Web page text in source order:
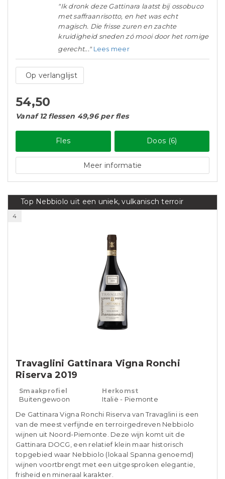
"Ik dronk deze Gattinara laatst bij ossobuco
met saffraanrisotto, en het was echt
magisch. Die frisse zuren en zachte
kruidigheid sneden zó mooi door het romige
gerecht..." Lees meer
Op verlanglijst
54,50
Vanaf 12 flessen 49,96 per fles
Fles Doos (6)
Meer informatie
Top Nebbiolo uit een uniek, vulkanisch terroir
4
Travaglini Gattinara Vigna Ronchi
Riserva 2019
Smaakprofiel
Buitengewoon
Herkomst
Italië - Piemonte
De Gattinara Vigna Ronchi Riserva van Travaglini is een
van de meest verfijnde en terroirgedreven Nebbiolo
wijnen uit Noord-Piemonte. Deze wijn komt uit de
Gattinara DOCG, een relatief klein maar historisch
topgebied waar Nebbiolo (lokaal Spanna genoemd)
wijnen voortbrengt met een uitgesproken elegantie,
frisheid en mineraal karakter.